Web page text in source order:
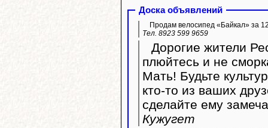
Доска объявлений
Продам велосипед «Байкал» за
Тел. 8923 599 9659
Дорогие жители
плюйтесь и не
Мать! Будьте
кто-то из ваших
сделайте ему
Кужугет